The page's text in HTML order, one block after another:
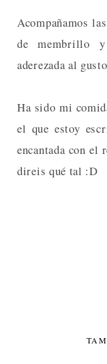
Acompañamos
de membrillo
aderezada al
Ha sido mi
el que estoy
encantada con
direis qué tal :D